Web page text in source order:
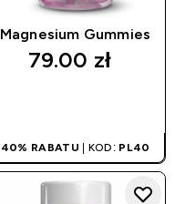
Magnesium Gummies
79.00 zł‎
40% RABATU | KOD: PL40